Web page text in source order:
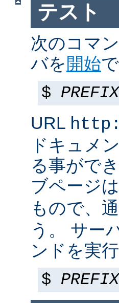
テスト
次のコマ
バを 開始
$ PREFIX
URL
ドキュメ
る事がで
ブページは
もので、
う。 サー
ンドを実
$ PREFIX